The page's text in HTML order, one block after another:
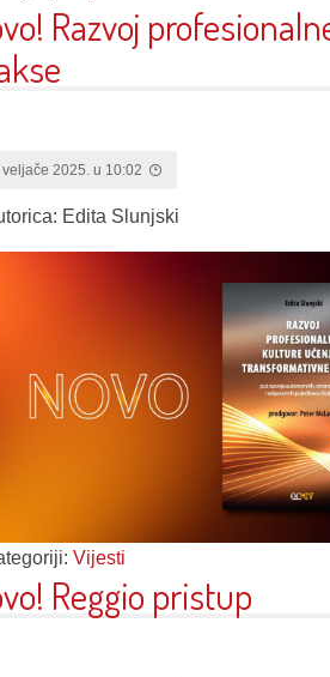
Razvoj
2025. u 10:02
Edita Slunjski
Vijesti
Reggio pristup